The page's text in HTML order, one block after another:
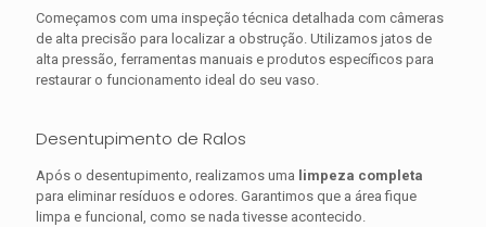
Começamos com uma inspeção técnica detalhada com câmeras
de alta precisão para localizar a obstrução. Utilizamos jatos de
alta pressão, ferramentas manuais e produtos específicos para
restaurar o funcionamento ideal do seu vaso.
Desentupimento de Ralos
Após o desentupimento, realizamos uma limpeza completa
para eliminar resíduos e odores. Garantimos que a área fique
limpa e funcional, como se nada tivesse acontecido.